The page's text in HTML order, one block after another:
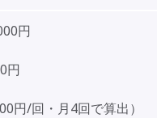
円
円
円/回・月4回で算出）